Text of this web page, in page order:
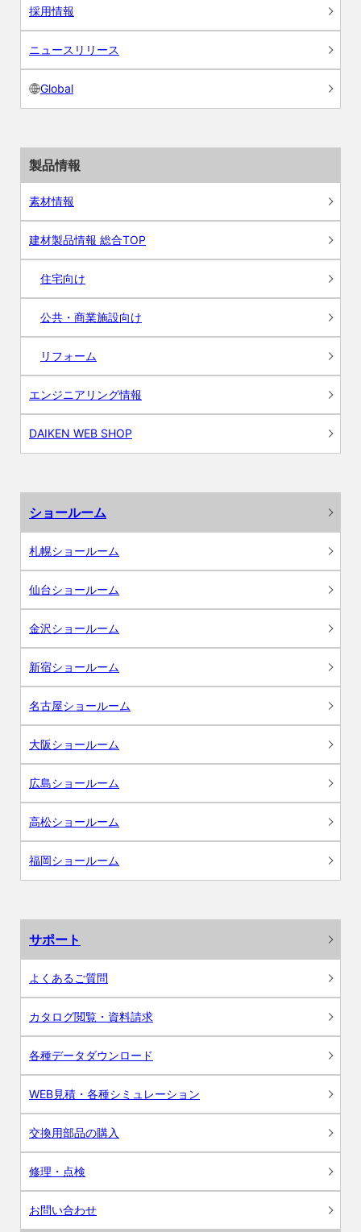
採用情報
ニュースリリース
Global
製品情報
素材情報
建材製品情報 総合TOP
住宅向け
公共・商業施設向け
リフォーム
エンジニアリング情報
DAIKEN WEB SHOP
ショールーム
札幌ショールーム
仙台ショールーム
金沢ショールーム
新宿ショールーム
名古屋ショールーム
大阪ショールーム
広島ショールーム
高松ショールーム
福岡ショールーム
サポート
よくあるご質問
カタログ閲覧・資料請求
各種データダウンロード
WEB見積・各種シミュレーション
交換用部品の購入
修理・点検
お問い合わせ